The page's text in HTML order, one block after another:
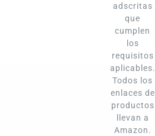
adscritas
que
cumplen
los
requisitos
aplicables.
Todos los
enlaces de
productos
llevan a
Amazon.